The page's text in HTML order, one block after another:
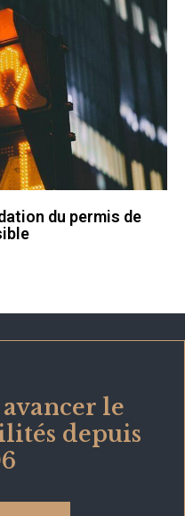
du permis de
le
depuis